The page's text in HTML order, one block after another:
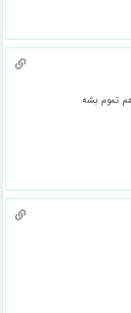
تموم بشه